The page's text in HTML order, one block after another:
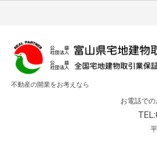
不動産の開業をお考えなら
お電話で